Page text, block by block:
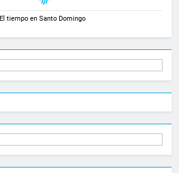
El tiempo en Santo Domingo